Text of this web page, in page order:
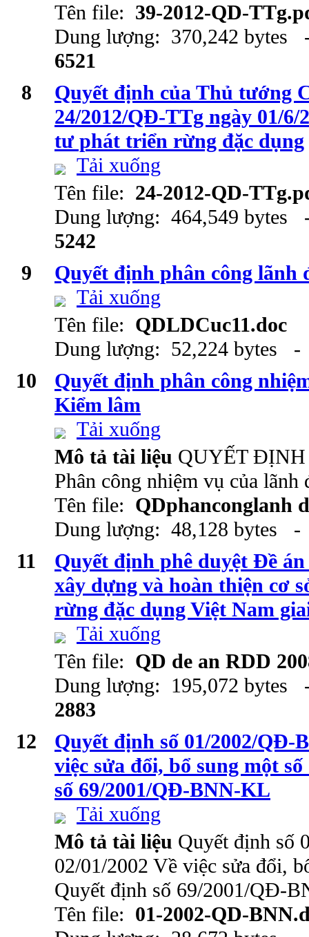
Tên file: 39-2012-QD-
Dung lượng: 370,242
6521
8
Quyết định của Thủ tướng
24/2012/QĐ-TTg ngày 01/6/
tư phát triển rừng đặc dụng
Tải xuống
Tên file: 24-2012-QD-
Dung lượng: 464,549
5242
9
Quyết định phân công lãnh
Tải xuống
Tên file: QDLDCuc11.doc
Dung lượng: 52,224 bytes
10
Quyết định phân công
Kiểm lâm
Tải xuống
Mô tả tài liệu QUYẾT ĐỊNH
Phân công nhiệm vụ của
Tên file: QDphanconglanh
Dung lượng: 48,128 bytes
11
Quyết định phê duyệt Đề
xây dựng và hoàn thiện cơ
rừng đặc dụng Việt Nam
Tải xuống
Tên file: QD de an RDD
Dung lượng: 195,072
2883
12
Quyết định số 01/2002/QĐ-
việc sửa đổi, bổ sung một
số 69/2001/QĐ-BNN-KL
Tải xuống
Mô tả tài liệu Quyết định số
02/01/2002 Về việc sửa đổi,
Quyết định số 69/2001/QĐ-
Tên file: 01-2002-QD-